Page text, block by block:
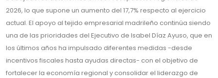
2026, lo que supone un aumento del 17,7% respecto al ejercicio
actual. El apoyo al tejido empresarial madrileño continúa siendo
una de las prioridades del Ejecutivo de Isabel Díaz Ayuso, que en
los últimos años ha impulsado diferentes medidas -desde
incentivos fiscales hasta ayudas directas- con el objetivo de
fortalecer la economía regional y consolidar el liderazgo de